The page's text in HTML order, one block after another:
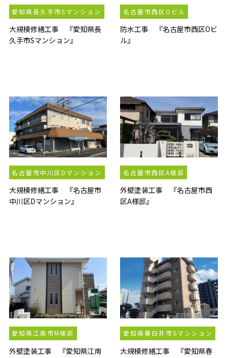
愛知県長久手市Sマンション
大規模修繕工事 『愛知県長
久手市Sマンション』
名古屋市西区Oビル
防水工事 『名古屋市西区Oビ
ル』
名古屋市中川区Dマンション
大規模修繕工事 『名古屋市
中川区Dマンション』
名古屋市西区A様邸
外壁塗装工事 『名古屋市西
区A様邸』
愛知県江南市M様邸
外壁塗装工事 『愛知県江南
愛知県春日井市Sマンション
大規模修繕工事 『愛知県春